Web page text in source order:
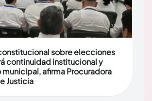
sobre elecciones
continuidad institucional y
municipal, afirma Procuradora
Justicia